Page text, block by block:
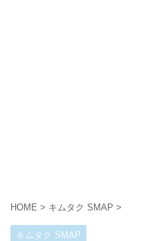
HOME > キムタク SMAP >
キムタク SMAP